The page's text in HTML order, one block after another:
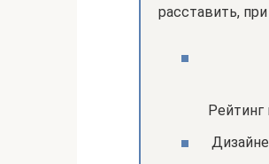
расставить,